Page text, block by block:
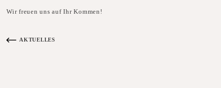
Wir freuen uns auf Ihr Kommen!
AKTUELLES
ZURÜCK ZUR ÜBERSICHT AKTUELLES ANSEHEN